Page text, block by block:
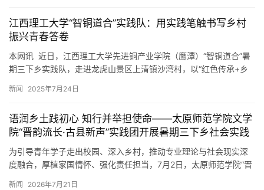
江西理工大学“智铜道合”实践队：用实践笔触书写乡村
振兴青春答卷
本网讯 近日，江西理工大学先进铜产业学院（鹰潭）“智铜道合”暑
期三下乡实践队，走进龙虎山景区上清镇沙湾村，以“红色传承+乡
新闻 2025年7月24日
语润乡土践初心 知行并举担使命——太原师范学院文学
院“晋韵流长·古县新声”实践团开展暑期三下乡社会实践
为引导青年学子走出校园、深入乡村，推动专业理论与社会现实深
度融合，厚植家国情怀、强化责任担当，7月2日，太原师范学院“晋
新闻 2026年7月21日